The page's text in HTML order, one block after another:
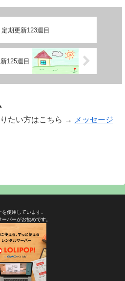
定期更新123週目
125週目
たい方はこちら →
メッセージ
使用しています。
バーがお勧めです。